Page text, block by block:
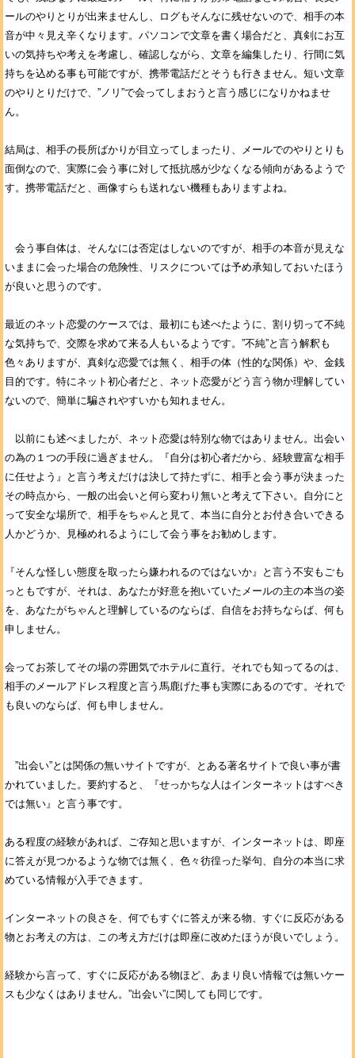
ールのやりとりが出来ませんし、ログもそんなに残せないので、相手の本
音が中々見え辛くなります。パソコンで文章を書く場合だと、真剣にお互
いの気持ちや考えを考慮し、確認しながら、文章を編集したり、行間に気
持ちを込める事も可能ですが、携帯電話だとそうも行きません。短い文章
のやりとりだけで、”ノリ”で会ってしまおうと言う感じになりかねませ
ん。
結局は、相手の長所ばかりが目立ってしまったり、メールでのやりとりも
面倒なので、実際に会う事に対して抵抗感が少なくなる傾向があるようで
す。携帯電話だと、画像すらも送れない機種もありますよね。
会う事自体は、そんなには否定はしないのですが、相手の本音が見えな
いままに会った場合の危険性、リスクについては予め承知しておいたほう
が良いと思うのです。
最近のネット恋愛のケースでは、最初にも述べたように、割り切って不純
な気持ちで、交際を求めて来る人もいるようです。”不純”と言う解釈も
色々ありますが、真剣な恋愛では無く、相手の体（性的な関係）や、金銭
目的です。特にネット初心者だと、ネット恋愛がどう言う物か理解してい
ないので、簡単に騙されやすいかも知れません。
以前にも述べましたが、ネット恋愛は特別な物ではありません。出会い
の為の１つの手段に過ぎません。『自分は初心者だから、経験豊富な相手
に任せよう』と言う考えだけは決して持たずに、相手と会う事が決まった
その時点から、一般の出会いと何ら変わり無いと考えて下さい。自分にと
って安全な場所で、相手をちゃんと見て、本当に自分とお付き合いできる
人かどうか、見極めれるようにして会う事をお勧めします。
『そんな怪しい態度を取ったら嫌われるのではないか』と言う不安もごも
っともですが、それは、あなたが好意を抱いていたメールの主の本当の姿
を、あなたがちゃんと理解しているのならば、自信をお持ちならば、何も
申しません。
会ってお茶してその場の雰囲気でホテルに直行。それでも知ってるのは、
相手のメールアドレス程度と言う馬鹿げた事も実際にあるのです。それで
も良いのならば、何も申しません。
”出会い”とは関係の無いサイトですが、とある著名サイトで良い事が書
かれていました。要約すると、『せっかちな人はインターネットはすべき
では無い』と言う事です。
ある程度の経験があれば、ご存知と思いますが、インターネットは、即座
に答えが見つかるような物では無く、色々彷徨った挙句、自分の本当に求
めている情報が入手できます。
インターネットの良さを、何でもすぐに答えが来る物、すぐに反応がある
物とお考えの方は、この考え方だけは即座に改めたほうが良いでしょう。
経験から言って、すぐに反応がある物ほど、あまり良い情報では無いケー
スも少なくはありません。”出会い”に関しても同じです。